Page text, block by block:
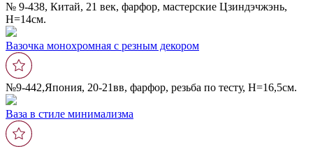
№ 9-438, Китай, 21 век, фарфор, мастерские Цзиндэчжэнь,
Н=14см.
Вазочка монохромная с резным декором
№9-442,Япония, 20-21вв, фарфор, резьба по тесту, Н=16,5см.
Ваза в стиле минимализма